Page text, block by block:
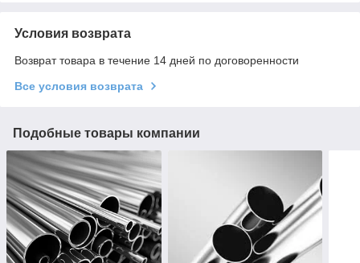
Условия возврата
Возврат товара в течение 14 дней по договоренности
Все условия возврата
Подобные товары компании